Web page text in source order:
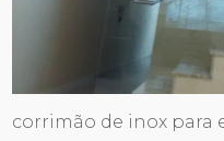
corrimão de inox para